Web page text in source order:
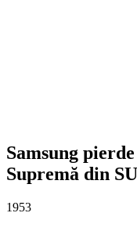
Samsung
Supremă din
1953